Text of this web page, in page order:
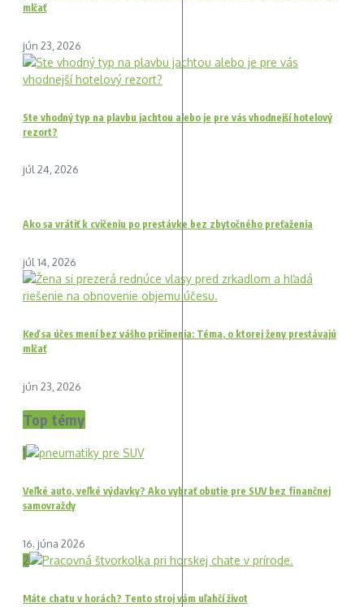
mlčať
jún 23, 2026
Ste vhodný typ na plavbu jachtou alebo je pre vás vhodnejší hotelový
rezort?
júl 24, 2026
Ako sa vrátiť k cvičeniu po prestávke bez zbytočného preťaženia
júl 14, 2026
Keď sa účes mení bez vášho pričinenia: Téma, o ktorej ženy prestávajú
mlčať
jún 23, 2026
Top témy
1
Veľké auto, veľké výdavky? Ako vybrať obutie pre SUV bez finančnej
samovraždy
16. júna 2026
2
Máte chatu v horách? Tento stroj vám uľahčí život